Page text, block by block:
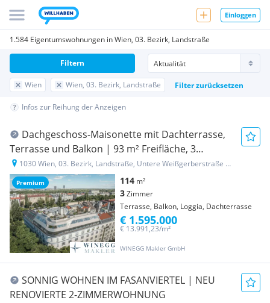
Einloggen
1.584 Eigentumswohnungen in Wien, 03. Bezirk, Landstraße
Wien Wien, 03. Bezirk, Landstraße Filter zurücksetzen
Filtern
Infos zur Reihung der Anzeigen
Premium
Dachgeschoss-Maisonette mit Dachterrasse,
Terrasse und Balkon | 93 m² Freifläche, 3
Zimmer
1030 Wien, 03. Bezirk, Landstraße, Untere Weißgerberstraße 17
114 m²
3Zimmer
Terrasse, Balkon, Loggia, Dachterrasse
WINEGG Makler GmbH
€ 13.991,23/m²
€ 1.595.000
SONNIG WOHNEN IM FASANVIERTEL | NEU
RENOVIERTE 2-ZIMMERWOHNUNG